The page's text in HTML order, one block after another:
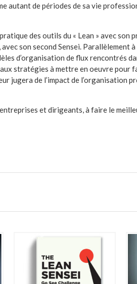
autant de périodes de sa vie
des outils du « Lean » avec son
son second Sensei. Parallèlement
d’organisation de flux rencontrés
stratégies à mettre en oeuvre
jugera de l’impact de l’organisation
entreprises et dirigeants, à faire le